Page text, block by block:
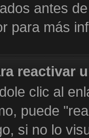
antes
para más
reactivar
clic al
puede
si no lo